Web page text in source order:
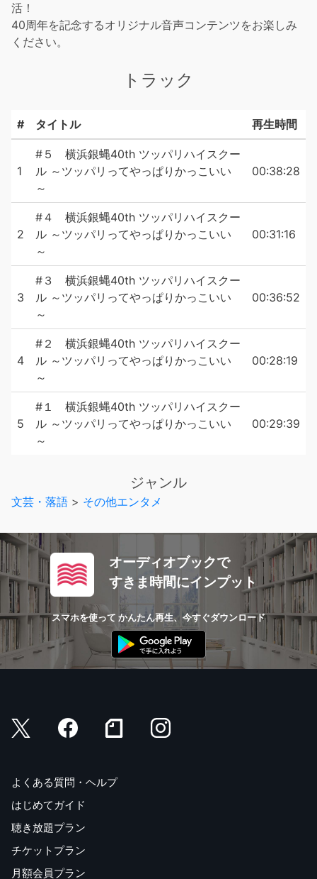
活！
40周年を記念するオリジナル音声コンテンツをお楽しみ
ください。
トラック
# タイトル 再生時間
1
#５ 横浜銀蝿40th ツッパリハイスクー
ル ～ツッパリってやっぱりかっこいい
～
00:38:28
2
#４ 横浜銀蝿40th ツッパリハイスクー
ル ～ツッパリってやっぱりかっこいい
～
00:31:16
3
#３ 横浜銀蝿40th ツッパリハイスクー
ル ～ツッパリってやっぱりかっこいい
～
00:36:52
4
#２ 横浜銀蝿40th ツッパリハイスクー
ル ～ツッパリってやっぱりかっこいい
～
00:28:19
5
#１ 横浜銀蝿40th ツッパリハイスクー
ル ～ツッパリってやっぱりかっこいい
～
00:29:39
ジャンル
文芸・落語 > その他エンタメ
オーディオブックで
すきま時間にインプット
スマホを使って かんたん再生、今すぐダウンロード
よくある質問・ヘルプ
はじめてガイド
聴き放題プラン
チケットプラン
月額会員プラン